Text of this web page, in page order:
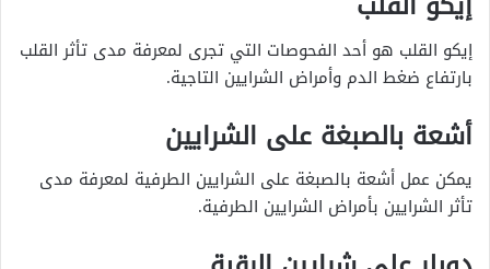
إيكو القلب هو أحد الفحوصات التي تجرى لمعرفة مدى تأثر القلب
بارتفاع ضغط الدم وأمراض الشرايين التاجية.
أشعة بالصبغة على الشرايين
يمكن عمل أشعة بالصبغة على الشرايين الطرفية لمعرفة مدى
تأثر الشرايين بأمراض الشرايين الطرفية.